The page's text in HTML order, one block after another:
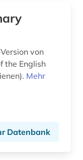
geschichte &lt;600-1900&gt; (1)
von
the English
Mehr
Datenbank